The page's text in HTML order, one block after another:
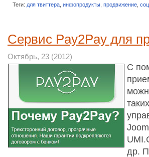
Теги: для твиттера инфопродукты продвижение
Сервис Pay2Pay для
Октябрь, 23 (2012)
С
др.